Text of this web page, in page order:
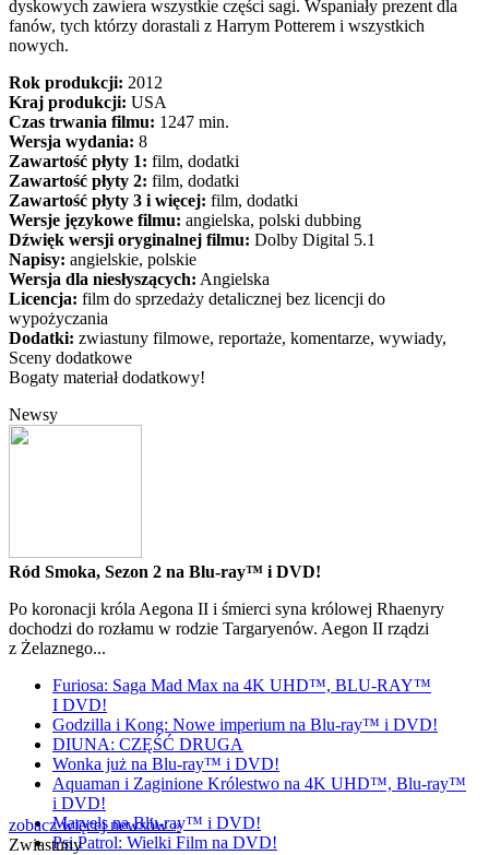
dyskowych zawiera wszystkie części sagi. Wspaniały prezent dla
fanów, tych którzy dorastali z Harrym Potterem i wszystkich
nowych.
Rok produkcji: 2012
Kraj produkcji: USA
Czas trwania filmu: 1247 min.
Wersja wydania: 8
Zawartość płyty 1: film, dodatki
Zawartość płyty 2: film, dodatki
Zawartość płyty 3 i więcej: film, dodatki
Wersje językowe filmu: angielska, polski dubbing
Dźwięk wersji oryginalnej filmu: Dolby Digital 5.1
Napisy: angielskie, polskie
Wersja dla niesłyszących: Angielska
Licencja: film do sprzedaży detalicznej bez licencji do
wypożyczania
Dodatki: zwiastuny filmowe, reportaże, komentarze, wywiady,
Sceny dodatkowe
Bogaty materiał dodatkowy!
Newsy
Ród Smoka, Sezon 2 na Blu-ray™ i DVD!
Po koronacji króla Aegona II i śmierci syna królowej Rhaenyry
dochodzi do rozłamu w rodzie Targaryenów. Aegon II rządzi
z Żelaznego...
Furiosa: Saga Mad Max na 4K UHD™, BLU-RAY™
I DVD!
Godzilla i Kong: Nowe imperium na Blu-ray™ i DVD!
DIUNA: CZĘŚĆ DRUGA
Wonka już na Blu-ray™ i DVD!
Aquaman i Zaginione Królestwo na 4K UHD™, Blu-ray™
i DVD!
Marvels na Blu-ray™ i DVD!
Psi Patrol: Wielki Film na DVD!
zobacz więcej newsów »
Zwiastuny